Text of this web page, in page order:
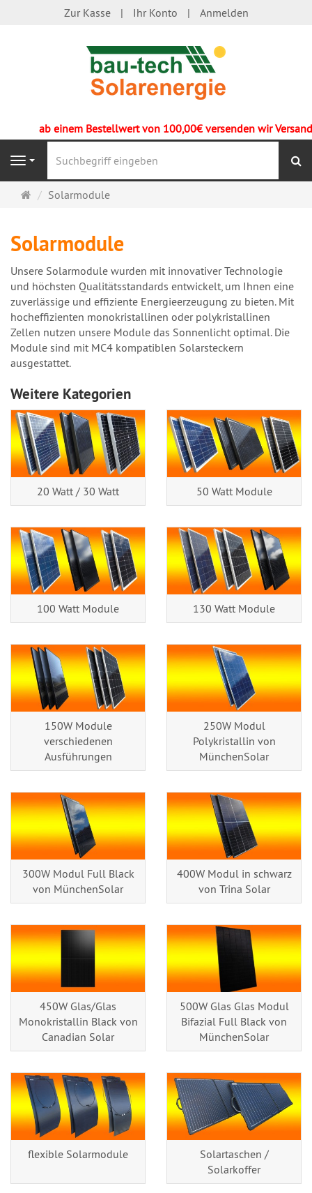
Zur Kasse Ihr Konto Anmelden
ab einem Bestellwert von 100,00€ versenden wir
Navigation
Startseite
Solarmodule
Solarmodule
Unsere Solarmodule wurden mit innovativer Technologie
und höchsten Qualitätsstandards entwickelt, um Ihnen eine
zuverlässige und effiziente Energieerzeugung zu bieten. Mit
hocheffizienten monokristallinen oder polykristallinen
Zellen nutzen unsere Module das Sonnenlicht optimal. Die
Module sind mit MC4 kompatiblen Solarsteckern
ausgestattet.
Weitere Kategorien
20 Watt / 30 Watt 50 Watt Module
100 Watt Module 130 Watt Module
150W Module
verschiedenen
Ausführungen
250W Modul
Polykristallin von
MünchenSolar
300W Modul Full Black
von MünchenSolar
400W Modul in schwarz
von Trina Solar
450W Glas/Glas
Monokristallin Black von
Canadian Solar
500W Glas Glas Modul
Bifazial Full Black von
MünchenSolar
flexible Solarmodule
Solartaschen /
Solarkoffer